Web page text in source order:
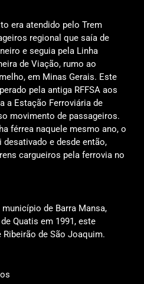
era atendido pelo Trem
regional que saía de
e seguia pela Linha
de Viação, rumo ao
em Minas Gerais. Este
pela antiga RFFSA aos
a Estação Ferroviária de
movimento de passageiros.
férrea naquele mesmo ano, o
e desde então,
cargueiros pela ferrovia no
de Barra Mansa,
Quatis em 1991, este
de São Joaquim.